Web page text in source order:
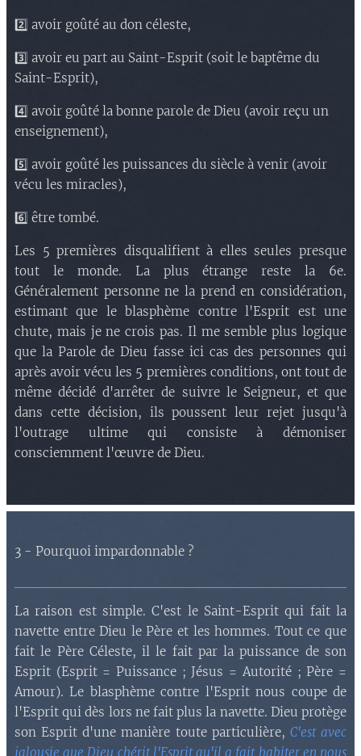
2️⃣ avoir goûté au don céleste,
3️⃣ avoir eu part au Saint-Esprit (soit le baptême du
Saint-Esprit),
4️⃣ avoir goûté la bonne parole de Dieu (avoir reçu un
enseignement),
5️⃣​ avoir goûté les puissances du siècle à venir (avoir
vécu les miracles),
6️⃣ être tombé.
Les 5 premières disqualifient à elles seules presque
tout le monde. La plus étrange reste la 6e.
Généralement personne ne la prend en considération,
estimant que le blasphème contre l'Esprit est une
chute, mais je ne crois pas. Il me semble plus logique
que la Parole de Dieu fasse ici cas des personnes qui
après avoir vécu les 5 premières conditions, ont tout de
même décidé d'arrêter de suivre le Seigneur, et que
dans cette décision, ils poussent leur rejet jusqu'à
l'outrage ultime qui consiste à démoniser
consciemment l'œuvre de Dieu.
3 - Pourquoi impardonnable ?
La raison est simple. C'est le Saint-Esprit qui fait la
navette entre Dieu le Père et les hommes. Tout ce que
fait le Père Céleste, il le fait par la puissance de son
Esprit (Esprit = Puissance ; Jésus = Autorité ; Père =
Amour). Le blasphème contre l'Esprit nous coupe de
l'Esprit qui dès lors ne fait plus la navette. Dieu protège
son Esprit d'une manière toute particulière, C'est avec
jalousie que Dieu chérit l'Esprit qu'il a fait habiter en nous